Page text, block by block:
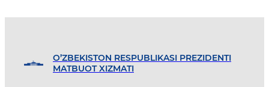
O’ZBEKISTON RESPUBLIKASI PREZIDENTI
MATBUOT XIZMATI